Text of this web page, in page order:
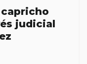
capricho
judicial